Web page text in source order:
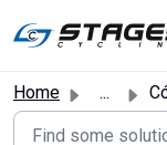
Home ...